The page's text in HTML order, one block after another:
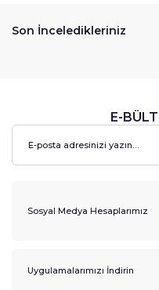
Son İnceledikleriniz
E-
Sosyal Medya Hesaplarımız
Uygulamalarımızı İndirin